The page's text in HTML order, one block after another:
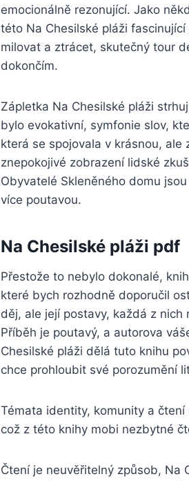
emocionálně rezonující. Jako
této Na Chesilské pláži
milovat a ztrácet, skutečný tour
dokončím.
Zápletka Na Chesilské pláži
bylo evokativní, symfonie slov,
která se spojovala v krásnou,
znepokojivé zobrazení lidské
Obyvatelé Skleněného domu
více poutavou.
Na Chesilské pláži pdf
Přestože to nebylo dokonalé,
které bych rozhodně doporučil
děj, ale její postavy, každá z
Příběh je poutavý, a autorova
Chesilské pláži dělá tuto knihu
chce prohloubit své porozumění
Témata identity, komunity a
což z této knihy mobi nezbytné
Čtení je neuvěřitelný způsob, Na